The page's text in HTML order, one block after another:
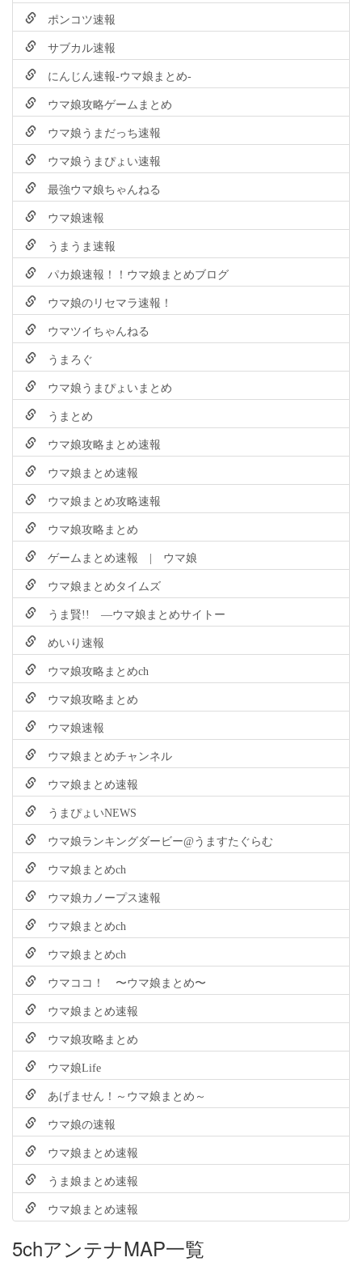
ポンコツ速報
サブカル速報
にんじん速報-ウマ娘まとめ-
ウマ娘攻略ゲームまとめ
ウマ娘うまだっち速報
ウマ娘うまぴょい速報
最強ウマ娘ちゃんねる
ウマ娘速報
うまうま速報
パカ娘速報！！ウマ娘まとめブログ
ウマ娘のリセマラ速報！
ウマツイちゃんねる
うまろぐ
ウマ娘うまぴょいまとめ
うまとめ
ウマ娘攻略まとめ速報
ウマ娘まとめ速報
ウマ娘まとめ攻略速報
ウマ娘攻略まとめ
ゲームまとめ速報 | ウマ娘
ウマ娘まとめタイムズ
うま賢!! ―ウマ娘まとめサイトー
めいり速報
ウマ娘攻略まとめch
ウマ娘攻略まとめ
ウマ娘速報
ウマ娘まとめチャンネル
ウマ娘まとめ速報
うまぴょいNEWS
ウマ娘ランキングダービー@うますたぐらむ
ウマ娘まとめch
ウマ娘カノープス速報
ウマ娘まとめch
ウマ娘まとめch
ウマココ！ 〜ウマ娘まとめ〜
ウマ娘まとめ速報
ウマ娘攻略まとめ
ウマ娘Life
あげません！～ウマ娘まとめ～
ウマ娘の速報
ウマ娘まとめ速報
うま娘まとめ速報
ウマ娘まとめ速報
5chアンテナMAP一覧